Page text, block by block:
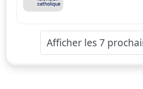
Afficher les 7